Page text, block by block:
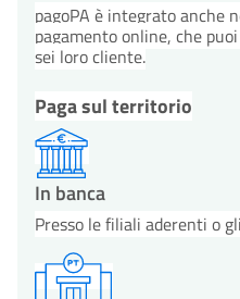
pagoPA è integrato anche
pagamento online, che
sei loro cliente.
Paga sul territorio
In banca
Presso le filiali aderenti o